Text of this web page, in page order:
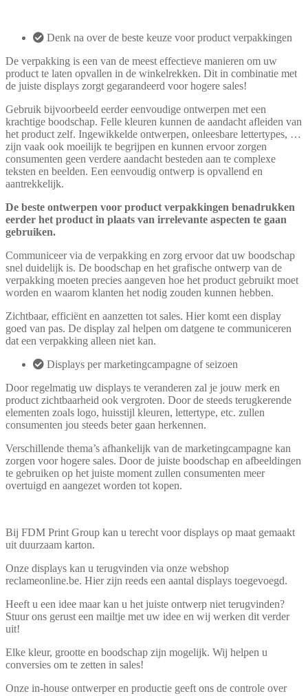
Denk na over de beste keuze voor product verpakkingen
De verpakking is een van de meest effectieve manieren om uw
product te laten opvallen in de winkelrekken. Dit in combinatie met
de juiste displays zorgt gegarandeerd voor hogere sales!
Gebruik bijvoorbeeld eerder eenvoudige ontwerpen met een
krachtige boodschap. Felle kleuren kunnen de aandacht afleiden van
het product zelf. Ingewikkelde ontwerpen, onleesbare lettertypes, …
zijn vaak ook moeilijk te begrijpen en kunnen ervoor zorgen
consumenten geen verdere aandacht besteden aan te complexe
teksten en beelden. Een eenvoudig ontwerp is opvallend en
aantrekkelijk.
De beste ontwerpen voor product verpakkingen benadrukken
eerder het product in plaats van irrelevante aspecten te gaan
gebruiken.
Communiceer via de verpakking en zorg ervoor dat uw boodschap
snel duidelijk is. De boodschap en het grafische ontwerp van de
verpakking moeten precies aangeven hoe het product gebruikt moet
worden en waarom klanten het nodig zouden kunnen hebben.
Zichtbaar, efficiënt en aanzetten tot sales. Hier komt een display
goed van pas. De display zal helpen om datgene te communiceren
dat een verpakking alleen niet kan.
Displays per marketingcampagne of seizoen
Door regelmatig uw displays te veranderen zal je jouw merk en
product zichtbaarheid ook vergroten. Door de steeds terugkerende
elementen zoals logo, huisstijl kleuren, lettertype, etc. zullen
consumenten jou steeds beter gaan herkennen.
Verschillende thema’s afhankelijk van de marketingcampagne kan
zorgen voor hogere sales. Door de juiste boodschap en afbeeldingen
te gebruiken op het juiste moment zullen consumenten meer
overtuigd en aangezet worden tot kopen.
Bij FDM Print Group kan u terecht voor displays op maat gemaakt
uit duurzaam karton.
Onze displays kan u terugvinden via onze webshop
reclameonline.be. Hier zijn reeds een aantal displays toegevoegd.
Heeft u een idee maar kan u het juiste ontwerp niet terugvinden?
Stuur ons gerust een mailtje met uw idee en wij werken dit verder
uit!
Elke kleur, grootte en boodschap zijn mogelijk. Wij helpen u
conversies om te zetten in sales!
Onze in-house ontwerper en productie geeft ons de controle over